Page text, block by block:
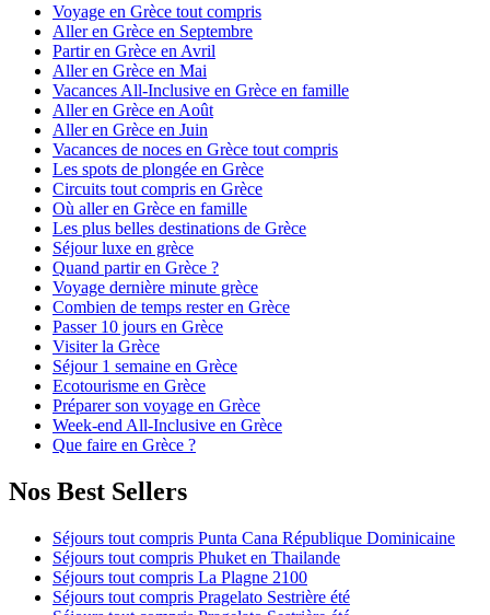
Voyage en Grèce tout compris
Aller en Grèce en Septembre
Partir en Grèce en Avril
Aller en Grèce en Mai
Vacances All-Inclusive en Grèce en famille
Aller en Grèce en Août
Aller en Grèce en Juin
Vacances de noces en Grèce tout compris
Les spots de plongée en Grèce
Circuits tout compris en Grèce
Où aller en Grèce en famille
Les plus belles destinations de Grèce
Séjour luxe en grèce
Quand partir en Grèce ?
Voyage dernière minute grèce
Combien de temps rester en Grèce
Passer 10 jours en Grèce
Visiter la Grèce
Séjour 1 semaine en Grèce
Ecotourisme en Grèce
Préparer son voyage en Grèce
Week-end All-Inclusive en Grèce
Que faire en Grèce ?
Nos Best Sellers
Séjours tout compris Punta Cana République Dominicaine
Séjours tout compris Phuket en Thailande
Séjours tout compris La Plagne 2100
Séjours tout compris Pragelato Sestrière été